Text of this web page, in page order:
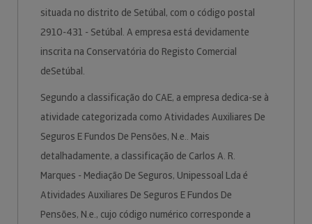
situada no distrito de Setúbal, com o código postal
2910-431 - Setúbal. A empresa está devidamente
inscrita na Conservatória do Registo Comercial
deSetúbal.
Segundo a classificação do CAE, a empresa dedica-se à
atividade categorizada como Atividades Auxiliares De
Seguros E Fundos De Pensões, N.e.. Mais
detalhadamente, a classificação de Carlos A. R.
Marques - Mediação De Seguros, Unipessoal Lda é
Atividades Auxiliares De Seguros E Fundos De
Pensões, N.e., cujo código numérico corresponde a